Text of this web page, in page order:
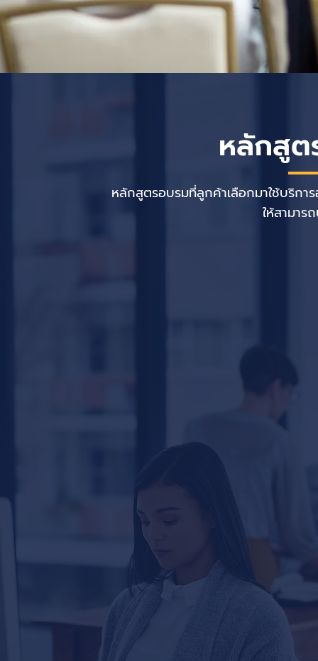
หลักสูต
หลักสูตรอบรมที่ลูกค้าเลือกมาใช้บริก
ให้สามาร